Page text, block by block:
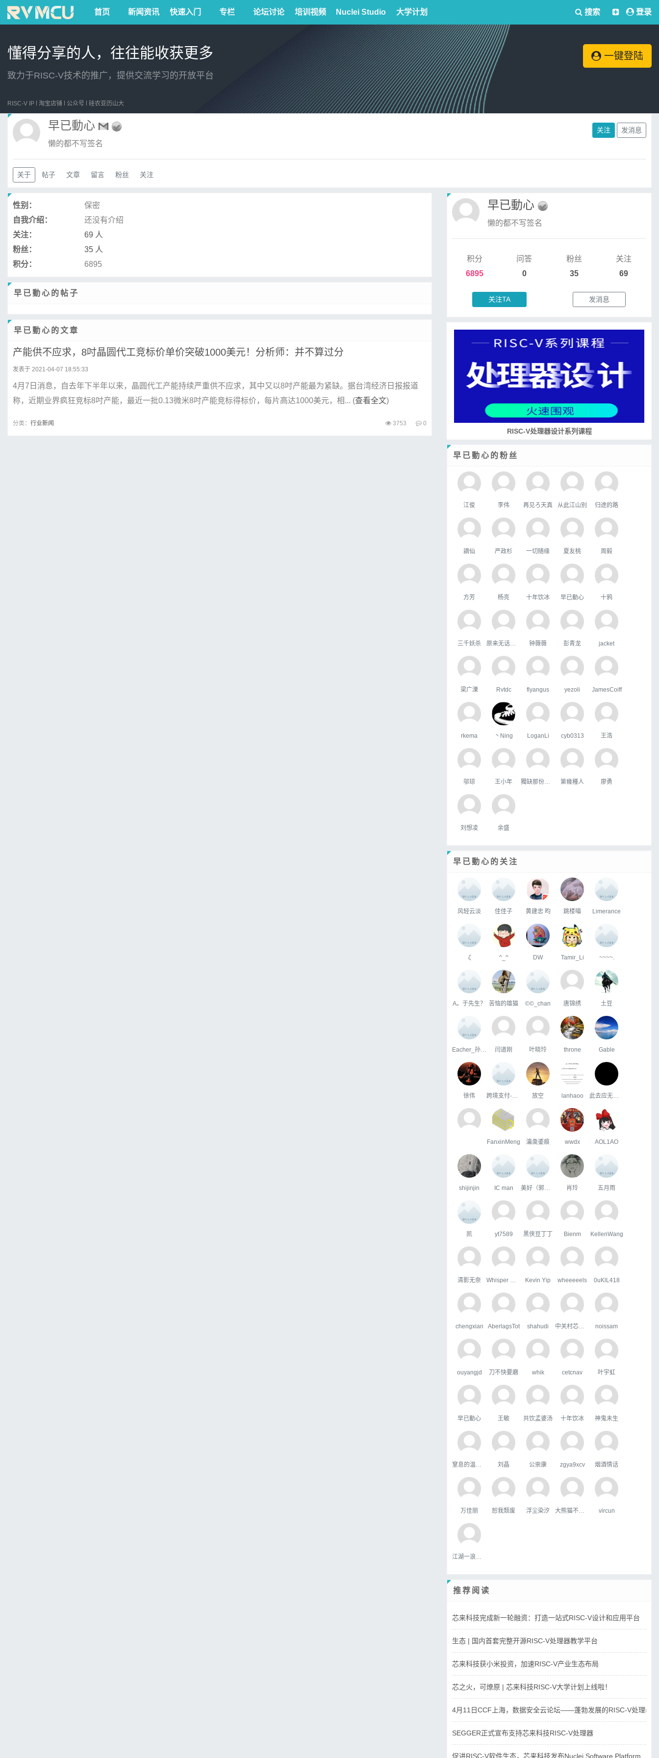
首页 新闻资讯 快速入门 专栏 论坛讨论 培训视频 Nuclei Studio 大学计划 搜索 登录
懂得分享的人，往往能收获更多
致力于RISC-V技术的推广，提供交流学习的开放平台
一键登陆
RISC-V IP 淘宝店铺 公众号 硅农亚历山大
早已動心
懒的都不写签名
关注 发消息
关于 帖子 文章 留言 粉丝 关注
性别：
保密
自我介绍：
还没有介绍
关注：
69 人
粉丝：
35 人
积分：
6895
早已動心的帖子
早已動心的文章
产能供不应求，8吋晶圆代工竞标价单价突破1000美元！分析师：并不算过分
发表于 2021-04-07 18:55:33
4月7日消息，自去年下半年以来，晶圆代工产能持续严重供不应求，其中又以8吋产能最为紧缺。据台湾经济日报报道
称，近期业界疯狂竞标8吋产能，最近一批0.13微米8吋产能竞标得标价，每片高达1000美元，相... (查看全文)
分类： 行业新闻 3753 0
早已動心
懒的都不写签名
积分
6895
问答
0
粉丝
35
关注
69
关注TA 发消息
培养RISC-V大学土壤 共建RISC-V教育生态
早已動心的粉丝
江俊 李伟 再见ろ天真 从此江山别 归途的路
謫仙 严政杉 一切随缘 夏友桃 周毅
方芳 杨亮 十年饮冰 早已動心 十鸦
三千妖杀 钟薇薇 彭青龙 jacket
梁广溧 Rvtdc flyangus yezoli JamesCoiff
rkema 丶Ning LoganLi cyb0313 王浩
邬琼 王小年 第幾種人 廖勇
刘想凌 余盛
早已動心的关注
风轻云淡 佳佳子 黄建忠 昀 跳楼喵 Limerance
ζ ^_^ DW Tamir_Li ~~~~.
A。于先生？ 苦恼的雄猫 ©©_chan 唐锦绣 土豆
闫道刚 叶晓玲 throne Gable
徐伟 放空 lanhaoo
FanxinMeng 瀹彘鋈痕 wwdx AOL1AO
shijinjin IC man 肖玲 五月雨
凯 yt7589 黑侠豆丁丁 Bienm KellenWang
清影无奈 Kevin Yip wheeeeels 0uKlL418
chengxian AberlagsTot shahudi noissam
ouyangjd 刀不快要磨 whik cetcnav 叶宇虹
早已動心 王敏 共饮孟婆汤 十年饮冰 神鬼未生
刘晶 公崇康 zgya9xcv 烟酒情话
万佳丽 恕我颓废 浮尘染汐 vircun
推荐阅读
芯来科技完成新一轮融资：打造一站式RISC-V设计和应用平台
生态 | 国内首套完整开源RISC-V处理器教学平台
芯来科技获小米投资，加速RISC-V产业生态布局
芯之火，可燎原 | 芯来科技RISC-V大学计划上线啦！
4月11日CCF上海，数据安全云论坛——蓬勃发展的RISC-V处理器
SEGGER正式宣布支持芯来科技RISC-V处理器
促进RISC-V软件生态，芯来科技发布Nuclei Software Platform